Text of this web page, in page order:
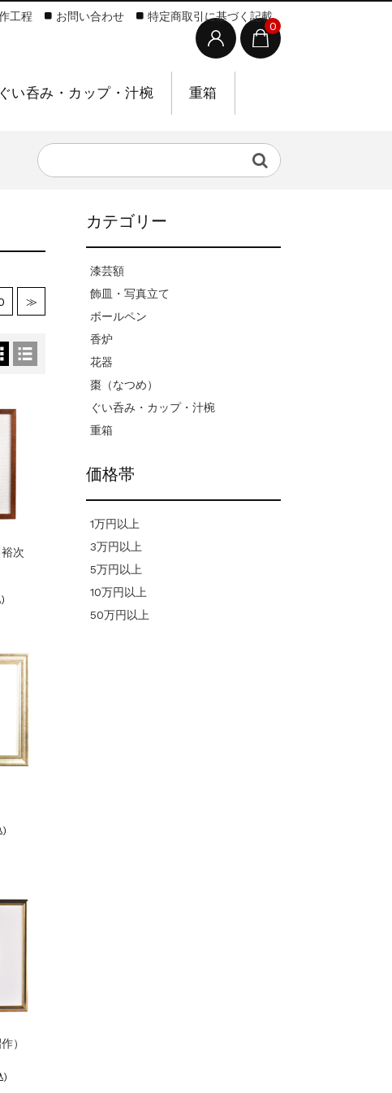
0
ぐい呑み・カップ・汁椀 重箱
工程 お問い合わせ 特定商取引に基づく記載
≫
次
)
）
)
カテゴリー
漆芸額
飾皿・写真立て
ボールペン
香炉
花器
棗（なつめ）
ぐい呑み・カップ・汁椀
重箱
価格帯
1万円以上
3万円以上
5万円以上
10万円以上
50万円以上